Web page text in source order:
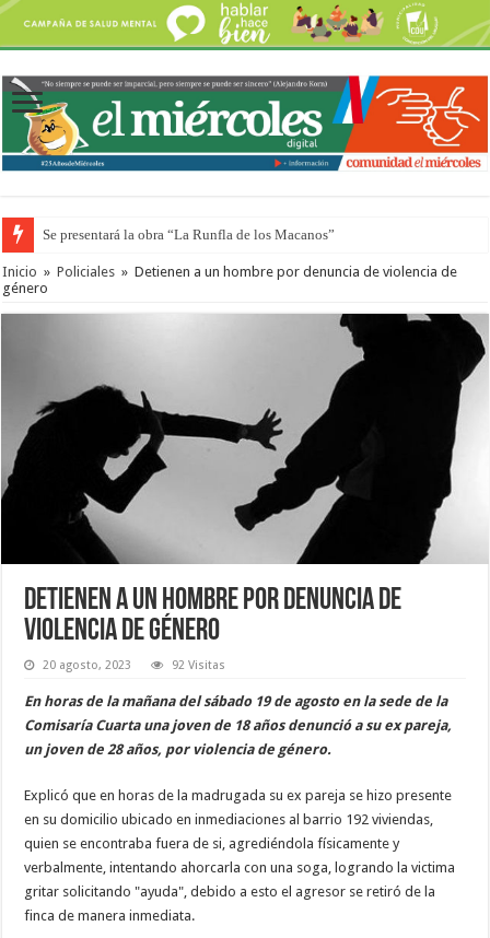
Se presentará la obra “La Runfla de los Macanos”
Preparan otro encuentro de autos clásicos y antiguos
Inicio » Policiales » Detienen a un hombre por denuncia de violencia de
género
Detienen a un hombre por denuncia de
violencia de género
20 agosto, 2023 92 Visitas
En horas de la mañana del sábado 19 de agosto en la sede de la
Comisaría Cuarta una joven de 18 años denunció a su ex pareja,
un joven de 28 años, por violencia de género.
Explicó que en horas de la madrugada su ex pareja se hizo presente
en su domicilio ubicado en inmediaciones al barrio 192 viviendas,
quien se encontraba fuera de si, agrediéndola físicamente y
verbalmente, intentando ahorcarla con una soga, logrando la victima
gritar solicitando "ayuda", debido a esto el agresor se retiró de la
finca de manera inmediata.